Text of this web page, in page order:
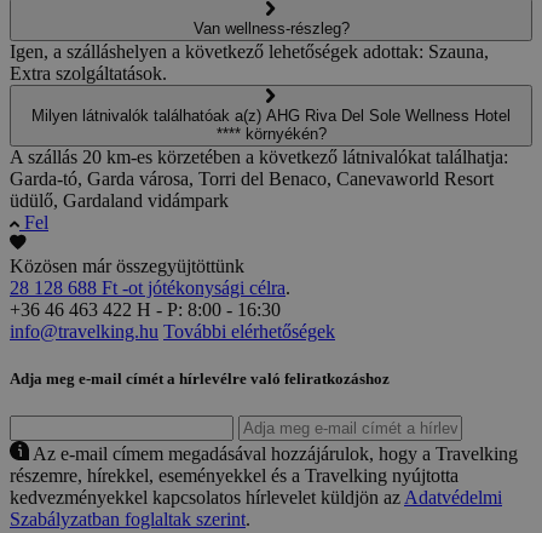
Van wellness-részleg?
Igen, a szálláshelyen a következő lehetőségek adottak: Szauna,
Extra szolgáltatások.
Milyen látnivalók találhatóak a(z) AHG Riva Del Sole Wellness Hotel
**** környékén?
A szállás 20 km-es körzetében a következő látnivalókat találhatja:
Garda-tó, Garda városa, Torri del Benaco, Canevaworld Resort
üdülő, Gardaland vidámpark
Fel
Közösen már összegyüjtöttünk
28 128 688 Ft -ot jótékonysági célra.
+36 46 463 422 H - P: 8:00 - 16:30
info@travelking.hu További elérhetőségek
Adja meg e-mail címét a hírlevélre való feliratkozáshoz
Az e-mail címem megadásával hozzájárulok, hogy a Travelking
részemre, hírekkel, eseményekkel és a Travelking nyújtotta
kedvezményekkel kapcsolatos hírlevelet küldjön az Adatvédelmi
Szabályzatban foglaltak szerint.